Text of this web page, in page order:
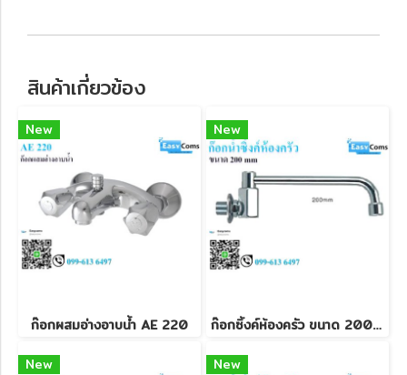
สินค้าเกี่ยวข้อง
New
ก๊อกผสมอ่างอาบน้ำ AE 220
New
ก๊อกซิ้งค์ห้องครัว ขนาด 200 mm
New
New